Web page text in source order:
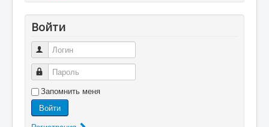
Войти
Логин
Пароль
Запомнить меня
Войти